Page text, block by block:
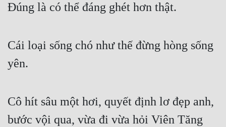
Đúng là có thể đáng ghét hơn thật.
Cái loại sống chó như thế đừng hòng sống
yên.
Cô hít sâu một hơi, quyết định lơ đẹp anh,
bước vội qua, vừa đi vừa hỏi Viên Tăng